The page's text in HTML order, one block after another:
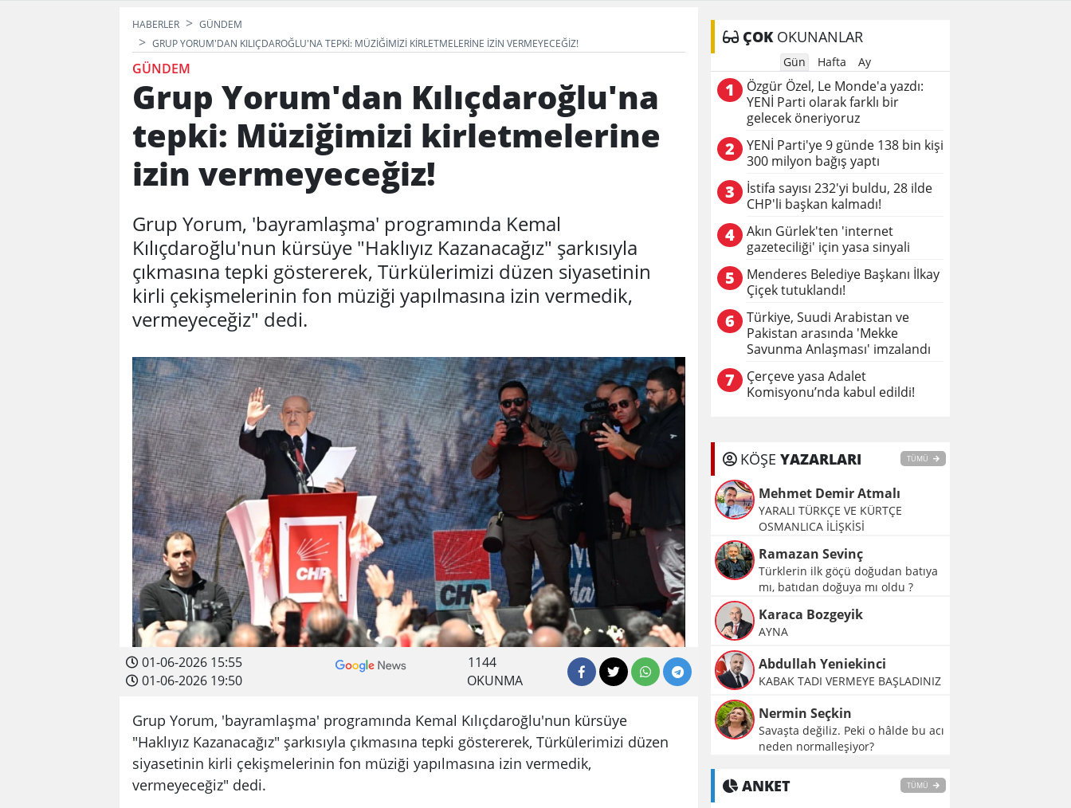
HABERLER
GÜNDEM
GRUP YORUM'DAN KILIÇDAROĞLU'NA TEPKI: MÜZIĞIMIZI KIRLETMELERINE IZIN VERMEYECEĞIZ!
GÜNDEM
Grup Yorum'dan Kılıçdaroğlu'na
tepki: Müziğimizi kirletmelerine
izin vermeyeceğiz!
Grup Yorum, 'bayramlaşma' programında Kemal
Kılıçdaroğlu'nun kürsüye "Haklıyız Kazanacağız" şarkısıyla
çıkmasına tepki göstererek, Türkülerimizi düzen siyasetinin
kirli çekişmelerinin fon müziği yapılmasına izin vermedik,
vermeyeceğiz" dedi.
01-06-2026 15:55
01-06-2026 19:50
1144
OKUNMA
Grup Yorum, 'bayramlaşma' programında Kemal Kılıçdaroğlu'nun kürsüye
"Haklıyız Kazanacağız" şarkısıyla çıkmasına tepki göstererek, Türkülerimizi düzen
siyasetinin kirli çekişmelerinin fon müziği yapılmasına izin vermedik,
vermeyeceğiz" dedi.
ÇOKOKUNANLAR
Gün Hafta Ay
1
Özgür Özel, Le Monde'a yazdı:
YENİ Parti olarak farklı bir
gelecek öneriyoruz
2
YENİ Parti'ye 9 günde 138 bin kişi
300 milyon bağış yaptı
3
İstifa sayısı 232'yi buldu, 28 ilde
CHP'li başkan kalmadı!
4
Akın Gürlek'ten 'internet
gazeteciliği' için yasa sinyali
5
Menderes Belediye Başkanı İlkay
Çiçek tutuklandı!
6
Türkiye, Suudi Arabistan ve
Pakistan arasında 'Mekke
Savunma Anlaşması' imzalandı
7
Çerçeve yasa Adalet
Komisyonu’nda kabul edildi!
KÖŞE YAZARLARI TÜMÜ
Mehmet Demir Atmalı
YARALI TÜRKÇE VE KÜRTÇE
OSMANLICA İLİŞKİSİ
Ramazan Sevinç
Türklerin ilk göçü doğudan batıya
mı, batıdan doğuya mı oldu ?
Karaca Bozgeyik
AYNA
Abdullah Yeniekinci
KABAK TADI VERMEYE BAŞLADINIZ
Nermin Seçkin
Savaşta değiliz. Peki o hâlde bu acı
neden normalleşiyor?
ANKET TÜMÜ